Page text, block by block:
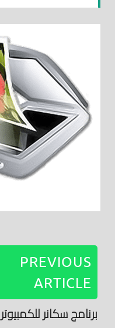
PREVIOUS
ARTICLE
برنامج سكانر للكمبيوتر